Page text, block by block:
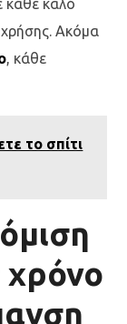
κάθε καλό
Ακόμα
, κάθε
το σπίτι
χρόνο